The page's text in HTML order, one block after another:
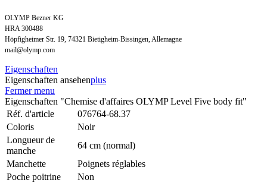
OLYMP Bezner KG
HRA 300488
Höpfigheimer Str. 19, 74321 Bietigheim-Bissingen, Allemagne
mail@olymp.com
Eigenschaften
Eigenschaften ansehenplus
Fermer menu
Eigenschaften "Chemise d'affaires OLYMP Level Five body fit"
Réf. d'article
076764-68.37
Coloris
Noir
Longueur de
manche
64 cm (normal)
Manchette
Poignets réglables
Poche poitrine
Non